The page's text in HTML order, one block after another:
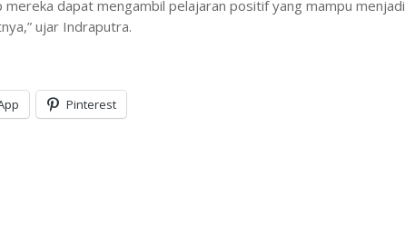
dapat mengambil pelajaran positif yang mampu menjadi
ujar Indraputra.
Pinterest